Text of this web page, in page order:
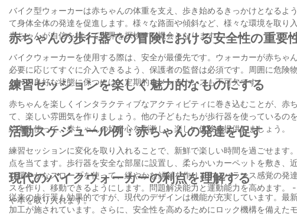
バイク型ウォーカーは赤ちゃんの体重を支え、歩き始めるきっかけとなる
て身体全体の発達を促進します。様々な路面や傾斜など、様々な環境を取り
赤ちゃんが自信を持って世界を探検する機会となります。
赤ちゃんの歩行器での冒険における安全性の重要
バイクウォーカーを使用する際は、安全が最優先です。ウォーカーが赤ちゃ
必要に応じてすぐに介入できるよう、保護者の監督は必須です。周囲に危
カーを良好な状態に保つには、定期的なメンテナンスも不可欠です。
練習セッションを楽しく魅力的なものにする
赤ちゃんを楽しくインタラクティブなアクティビティに巻き込むことが、赤
て、楽しい雰囲気を作りましょう。他の子どもたちが歩行器を使っている
絵本を使って、赤ちゃんの好奇心を刺激し、楽しい体験を提供しましょう。
活動スケジュール例：赤ちゃんの発達を促す
練習セッションに変化を取り入れることで、新鮮で楽しい時間を過ごせま
点を当てます。歩行器を安全な部屋に設置し、柔らかいカーペットを敷き
や緩やかなスロープを使って、緩やかな傾斜を作ります。バランス感覚の
スを作り、移動できるようにします。問題解決能力と運動能力を高めます
や本を取り入れます。
現代のバイクウォーカーの利点を理解する
従来の歩行器も効果的ですが、現代のデザインは機能が充実しています。
加工が施されています。さらに、安全性を高めるためにロック機構を備え